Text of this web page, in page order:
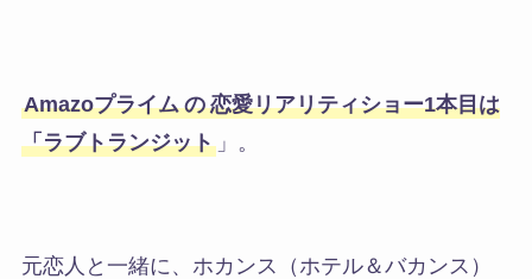
Amazoプライム の 恋愛リアリティショー1本目は
「ラブトランジット」。
元恋人と一緒に、ホカンス（ホテル＆バカンス）